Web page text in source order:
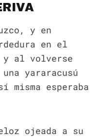
y en
en el
al volverse
yararacusú
misma esperaba
ojeada a su